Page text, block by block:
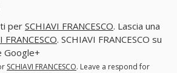
per SCHIAVI FRANCESCO. Lascia una
FRANCESCO. SCHIAVI FRANCESCO su
Google+
SCHIAVI FRANCESCO. Leave a respond for